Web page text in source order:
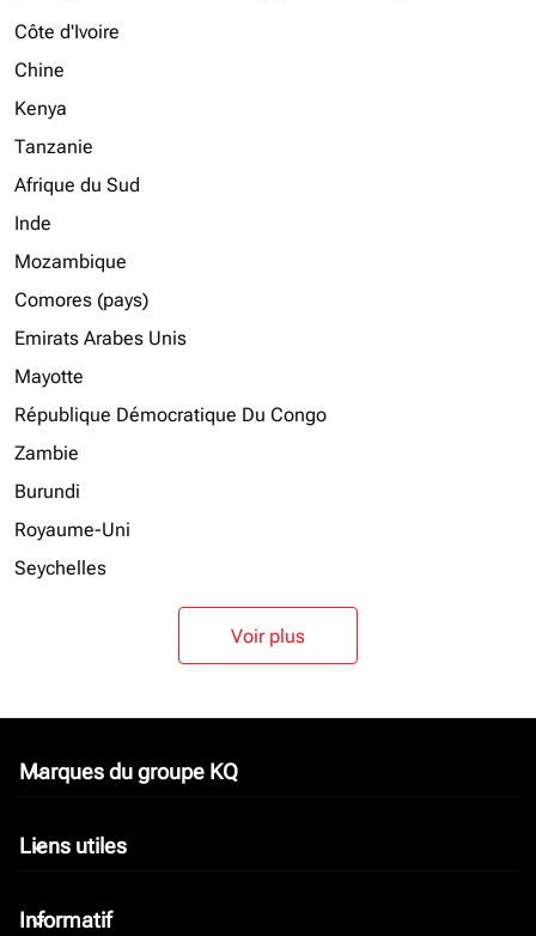
Côte d'Ivoire
Chine
Kenya
Tanzanie
Afrique du Sud
Inde
Mozambique
Comores (pays)
Emirats Arabes Unis
Mayotte
République Démocratique Du Congo
Zambie
Burundi
Royaume-Uni
Seychelles
Voir plus
Marques du groupe KQ
keyboard_arrow_down
Liens utiles
keyboard_arrow_down
Informatif
keyboard_arrow_down